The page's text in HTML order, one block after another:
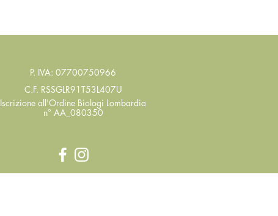
P. IVA: 07700750966
C.F. RSSGLR91T53L407U
Iscrizione all'Ordine Biologi Lombardia
n° AA_080350